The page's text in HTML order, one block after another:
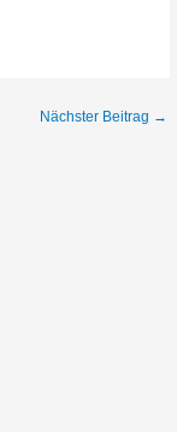
Nächster Beitrag →